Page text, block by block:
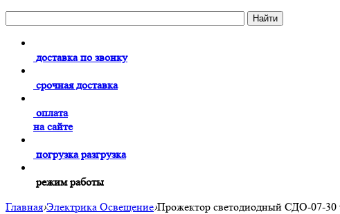
доставка по звонку
срочная доставка
оплата
на сайте
погрузка разгрузка
режим работы
Главная›Электрика Освещение›Прожектор светодиодный СДО-07-30